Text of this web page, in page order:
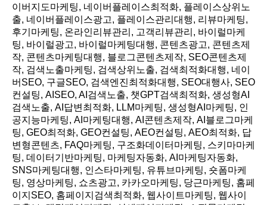
이버지도마케팅, 네이버플레이스최적화, 플레이스상위노
출, 네이버플레이스광고, 플레이스관리대행, 리뷰마케팅,
후기마케팅, 온라인리뷰관리, 고객리뷰관리, 바이럴마케
팅, 바이럴광고, 바이럴마케팅대행, 콘텐츠광고, 콘텐츠제
작, 콘텐츠마케팅대행, 블로그콘텐츠제작, SEO콘텐츠제
작, 검색노출마케팅, 검색상위노출, 검색최적화대행, 네이
버SEO, 구글SEO, 검색엔진최적화대행, SEO대행사, SEO
컨설팅, AISEO, AI검색노출, 챗GPT검색최적화, 생성형AI
검색노출, AI답변최적화, LLM마케팅, 생성형AI마케팅, 인
공지능마케팅, AI마케팅대행, AI콘텐츠제작, AI블로그마케
팅, GEO최적화, GEO컨설팅, AEO컨설팅, AEO최적화, 답
변형콘텐츠, FAQ마케팅, 구조화데이터마케팅, 스키마마케
팅, 데이터기반마케팅, 마케팅자동화, AI마케팅자동화,
SNS마케팅대행, 인스타마케팅, 유튜브마케팅, 숏폼마케
팅, 영상마케팅, 쇼츠광고, 카카오마케팅, 당근마케팅, 홈페
이지SEO, 홈페이지검색최적화, 웹사이트마케팅, 웹사이